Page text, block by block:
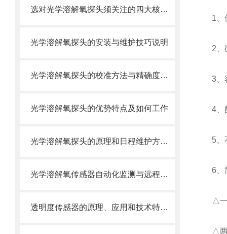
选对光学溶解氧探头须关注的四大核心技术指标
光学溶解氧探头的安装与维护技巧说明
光学溶解氧探头的校准方法与精确度分析
光学溶解氧探头的优势特点及如何工作
光学溶解氧探头的原理和日程维护方法是什么
光学溶解氧传感器自动化监测与远程数据传输
透明度传感器的原理、应用和技术特点全面解析
1、
2、
3、
4、
5、
6、
△
△